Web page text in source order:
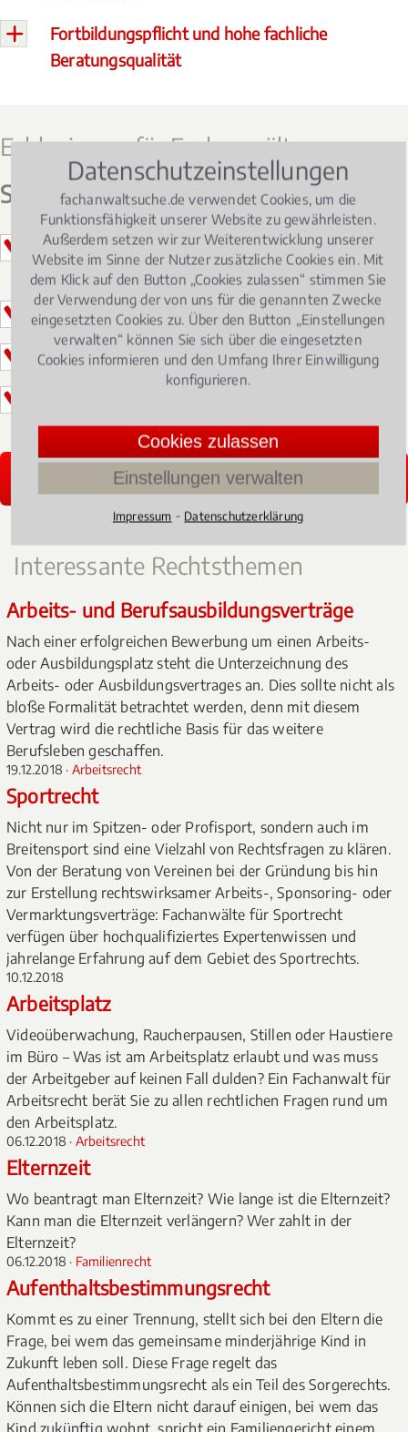
Fortbildungspflicht und hohe fachliche
Beratungsqualität
Exklusiv nur für Fachanwälte
Startposition statt Schlange stehen:
Nur ein Eintrag pro Rechtsgebiet und
Standort
Eindeutiger Wettbewerbsvorteil
Perfekte Kanzleipräsentation
Zur Teilnahmeseite
Interessante Rechtsthemen
Arbeits- und Berufsausbildungsverträge
Nach einer erfolgreichen Bewerbung um einen Arbeits-
oder Ausbildungsplatz steht die Unterzeichnung des
Arbeits- oder Ausbildungsvertrages an. Dies sollte nicht als
bloße Formalität betrachtet werden, denn mit diesem
Vertrag wird die rechtliche Basis für das weitere
Berufsleben geschaffen.
19.12.2018 · Arbeitsrecht
Sportrecht
Nicht nur im Spitzen- oder Profisport, sondern auch im
Breitensport sind eine Vielzahl von Rechtsfragen zu klären.
Von der Beratung von Vereinen bei der Gründung bis hin
zur Erstellung rechtswirksamer Arbeits-, Sponsoring- oder
Vermarktungsverträge: Fachanwälte für Sportrecht
verfügen über hochqualifiziertes Expertenwissen und
jahrelange Erfahrung auf dem Gebiet des Sportrechts.
10.12.2018
Arbeitsplatz
Videoüberwachung, Raucherpausen, Stillen oder Haustiere
im Büro – Was ist am Arbeitsplatz erlaubt und was muss
der Arbeitgeber auf keinen Fall dulden? Ein Fachanwalt für
Arbeitsrecht berät Sie zu allen rechtlichen Fragen rund um
den Arbeitsplatz.
06.12.2018 · Arbeitsrecht
Elternzeit
Wo beantragt man Elternzeit? Wie lange ist die Elternzeit?
Kann man die Elternzeit verlängern? Wer zahlt in der
Elternzeit?
06.12.2018 · Familienrecht
Aufenthaltsbestimmungsrecht
Kommt es zu einer Trennung, stellt sich bei den Eltern die
Frage, bei wem das gemeinsame minderjährige Kind in
Zukunft leben soll. Diese Frage regelt das
Aufenthaltsbestimmungsrecht als ein Teil des Sorgerechts.
Können sich die Eltern nicht darauf einigen, bei wem das
Kind zukünftig wohnt, spricht ein Familiengericht einem
Datenschutzeinstellungen
fachanwaltsuche.de verwendet Cookies, um die
Funktionsfähigkeit unserer Website zu gewährleisten.
Außerdem setzen wir zur Weiterentwicklung unserer
Website im Sinne der Nutzer zusätzliche Cookies ein. Mit
dem Klick auf den Button „Cookies zulassen“ stimmen Sie
der Verwendung der von uns für die genannten Zwecke
eingesetzten Cookies zu. Über den Button „Einstellungen
verwalten“ können Sie sich über die eingesetzten
Cookies informieren und den Umfang Ihrer Einwilligung
konfigurieren.
Cookies zulassen
Einstellungen verwalten
Impressum ⁃ Datenschutzerklärung